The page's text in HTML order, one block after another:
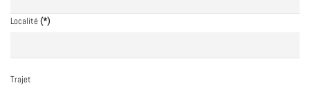
Localité(*)
Trajet